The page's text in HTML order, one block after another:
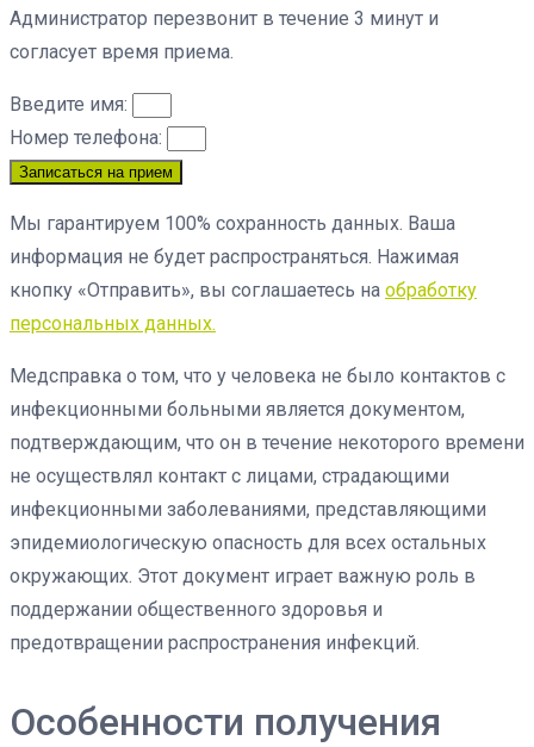
Администратор перезвонит в течение 3 минут и
согласует время приема.
Введите имя:
Номер телефона:
Записаться на прием
Мы гарантируем 100% сохранность данных. Ваша
информация не будет распространяться. Нажимая
кнопку «Отправить», вы соглашаетесь на обработку
персональных данных.
Медсправка о том, что у человека не было контактов с
инфекционными больными является документом,
подтверждающим, что он в течение некоторого времени
не осуществлял контакт с лицами, страдающими
инфекционными заболеваниями, представляющими
эпидемиологическую опасность для всех остальных
окружающих. Этот документ играет важную роль в
поддержании общественного здоровья и
предотвращении распространения инфекций.
Особенности получения